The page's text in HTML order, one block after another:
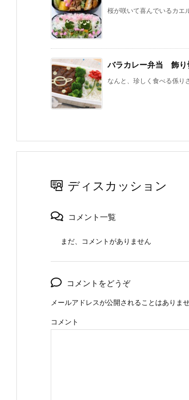
桜が咲いて喜んでいるカエ
バラカレー弁当 飾
なんと、珍しく食べる係り
ディスカッション
コメント一覧
まだ、コメントがありません
コメントをどうぞ
メールアドレスが公開されることはありませ
コメント